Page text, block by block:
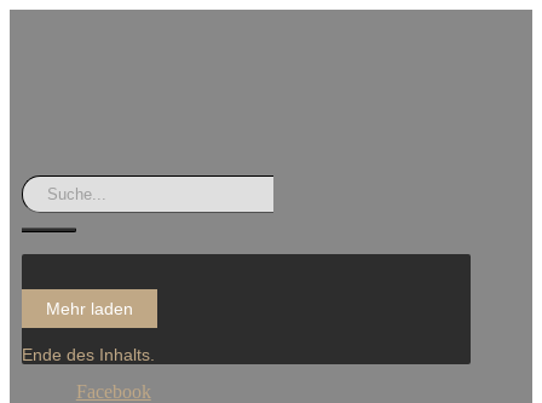
Mehr laden
Ende des Inhalts.
Facebook